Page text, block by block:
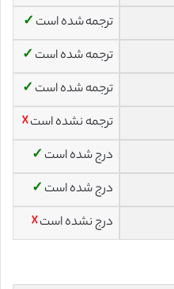
ترجمه شده است ✓
ترجمه شده است ✓
ترجمه شده است ✓
ترجمه نشده است☓
درج شده است ✓
درج شده است ✓
درج نشده است☓